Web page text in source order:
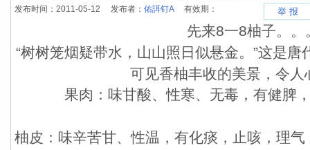
发布时间：2011-05-12 发布者： 佑誀钉A有效期： 举 报
先来8一8柚子。。
“树树笼烟疑带水，山山照日似悬金。”这是
可见香柚丰收的美景，令人
果肉：味甘酸、性寒、无毒，有健脾
柚皮：味辛苦甘、性温，有化痰，止咳，理气